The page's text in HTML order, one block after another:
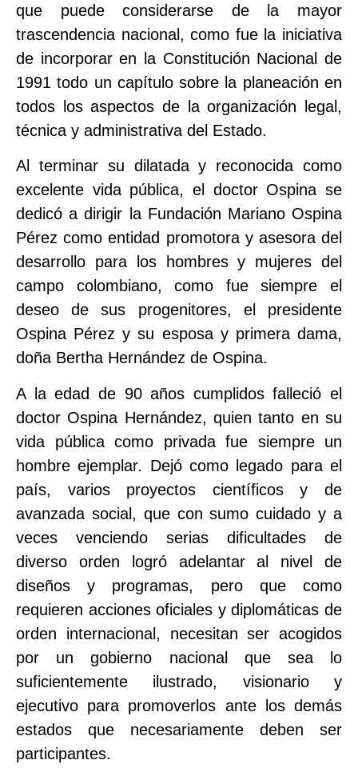
que puede considerarse de la mayor
trascendencia nacional, como fue la iniciativa
de incorporar en la Constitución Nacional de
1991 todo un capítulo sobre la planeación en
todos los aspectos de la organización legal,
técnica y administrativa del Estado.
Al terminar su dilatada y reconocida como
excelente vida pública, el doctor Ospina se
dedicó a dirigir la Fundación Mariano Ospina
Pérez como entidad promotora y asesora del
desarrollo para los hombres y mujeres del
campo colombiano, como fue siempre el
deseo de sus progenitores, el presidente
Ospina Pérez y su esposa y primera dama,
doña Bertha Hernández de Ospina.
A la edad de 90 años cumplidos falleció el
doctor Ospina Hernández, quien tanto en su
vida pública como privada fue siempre un
hombre ejemplar. Dejó como legado para el
país, varios proyectos científicos y de
avanzada social, que con sumo cuidado y a
veces venciendo serias dificultades de
diverso orden logró adelantar al nivel de
diseños y programas, pero que como
requieren acciones oficiales y diplomáticas de
orden internacional, necesitan ser acogidos
por un gobierno nacional que sea lo
suficientemente ilustrado, visionario y
ejecutivo para promoverlos ante los demás
estados que necesariamente deben ser
participantes.